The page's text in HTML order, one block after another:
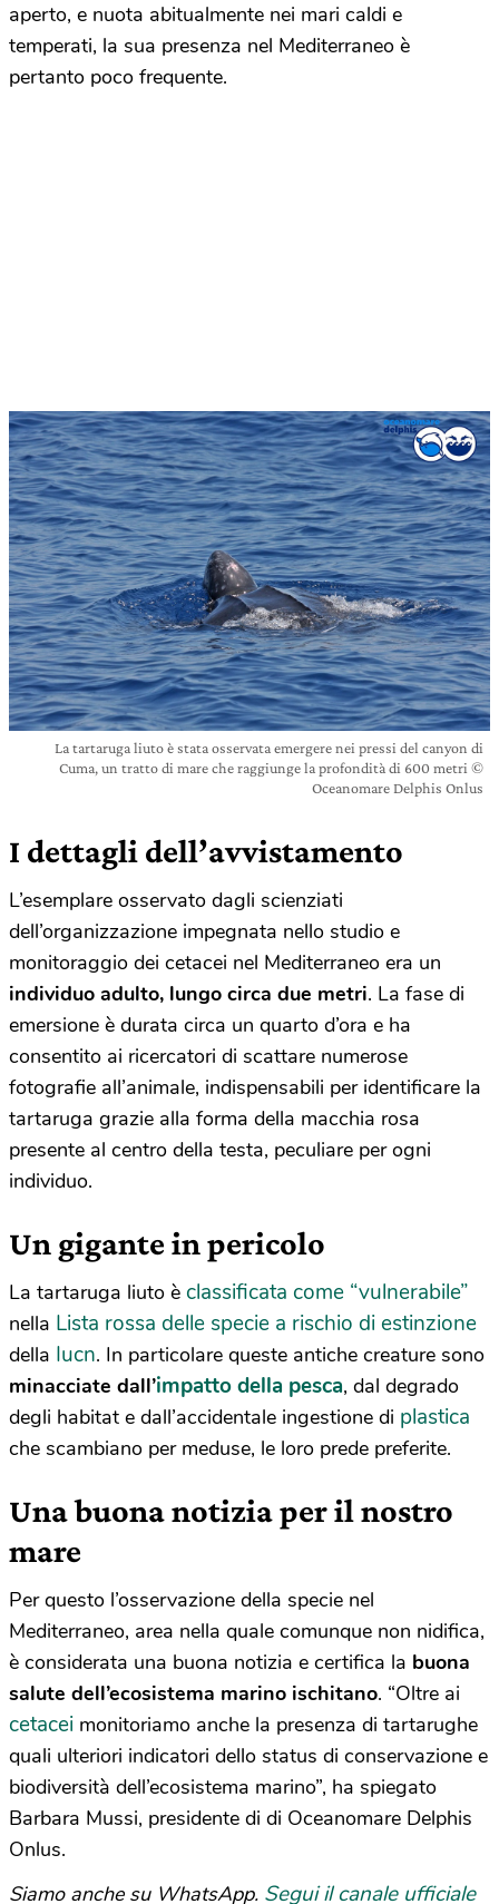
aperto, e nuota abitualmente nei mari caldi e
temperati, la sua presenza nel Mediterraneo è
pertanto poco frequente.
La tartaruga liuto è stata osservata emergere nei pressi del canyon di
Cuma, un tratto di mare che raggiunge la profondità di 600 metri ©
Oceanomare Delphis Onlus
I dettagli dell’avvistamento
L’esemplare osservato dagli scienziati
dell’organizzazione impegnata nello studio e
monitoraggio dei cetacei nel Mediterraneo era un
individuo adulto, lungo circa due metri. La fase di
emersione è durata circa un quarto d’ora e ha
consentito ai ricercatori di scattare numerose
fotografie all’animale, indispensabili per identificare la
tartaruga grazie alla forma della macchia rosa
presente al centro della testa, peculiare per ogni
individuo.
Un gigante in pericolo
La tartaruga liuto è classificata come “vulnerabile”
nella Lista rossa delle specie a rischio di estinzione
della Iucn. In particolare queste antiche creature sono
minacciate dall’impatto della pesca, dal degrado
degli habitat e dall’accidentale ingestione di plastica
che scambiano per meduse, le loro prede preferite.
Una buona notizia per il nostro
mare
Per questo l’osservazione della specie nel
Mediterraneo, area nella quale comunque non nidifica,
è considerata una buona notizia e certifica la buona
salute dell’ecosistema marino ischitano. “Oltre ai
cetacei monitoriamo anche la presenza di tartarughe
quali ulteriori indicatori dello status di conservazione e
biodiversità dell’ecosistema marino”, ha spiegato
Barbara Mussi, presidente di di Oceanomare Delphis
Onlus.
Siamo anche su WhatsApp. Segui il canale ufficiale